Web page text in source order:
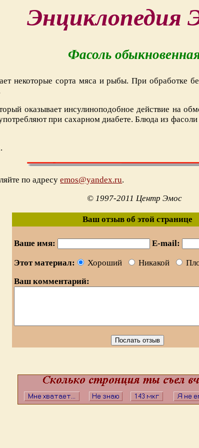
Энциклопедия
Фасоль
некоторые сорта мяса и рыбы. При обработке
оказывает инсулиноподобное действие на
при сахарном диабете. Блюда из
по адресуemos@yandex.ru.
© 1997-2011 Центр Эмос
Ваш отзыв об этой странице
Ваше имя: E-mail:
Этот материал: Хороший Никакой
Ваш комментарий: